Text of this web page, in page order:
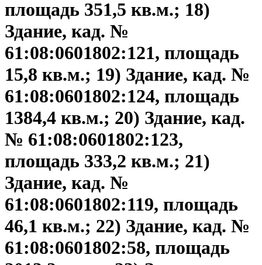
площадь 351,5 кв.м.; 18)
Здание, кад. №
61:08:0601802:121, площадь
15,8 кв.м.; 19) Здание, кад. №
61:08:0601802:124, площадь
1384,4 кв.м.; 20) Здание, кад.
№ 61:08:0601802:123,
площадь 333,2 кв.м.; 21)
Здание, кад. №
61:08:0601802:119, площадь
46,1 кв.м.; 22) Здание, кад. №
61:08:0601802:58, площадь